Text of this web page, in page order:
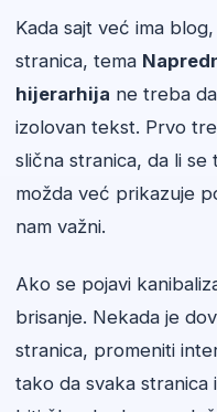
Kada sajt već ima
stranica, tema
hijerarhija ne treba
izolovan tekst. Prvo
slična stranica, da li
možda već prikazuje
nam važni.
Ako se pojavi
brisanje. Nekada je
stranica, promeniti
tako da svaka stranica